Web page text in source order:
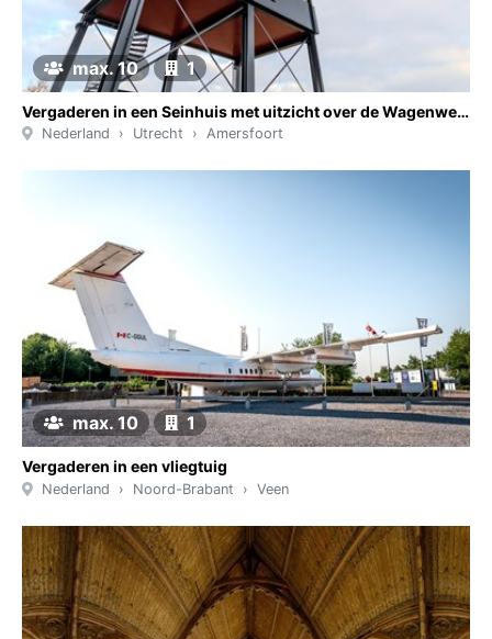
max. 10 1
Vergaderen in een Seinhuis met uitzicht over de Wagenwerkplaats van Amersfoort
Nederland Utrecht Amersfoort
max. 10 1
Vergaderen in een vliegtuig
Nederland Noord-Brabant Veen